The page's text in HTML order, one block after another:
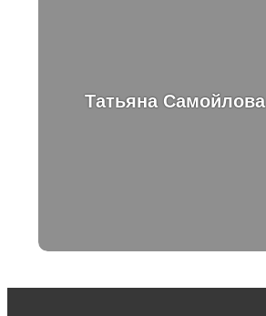
Татьяна Самойлова